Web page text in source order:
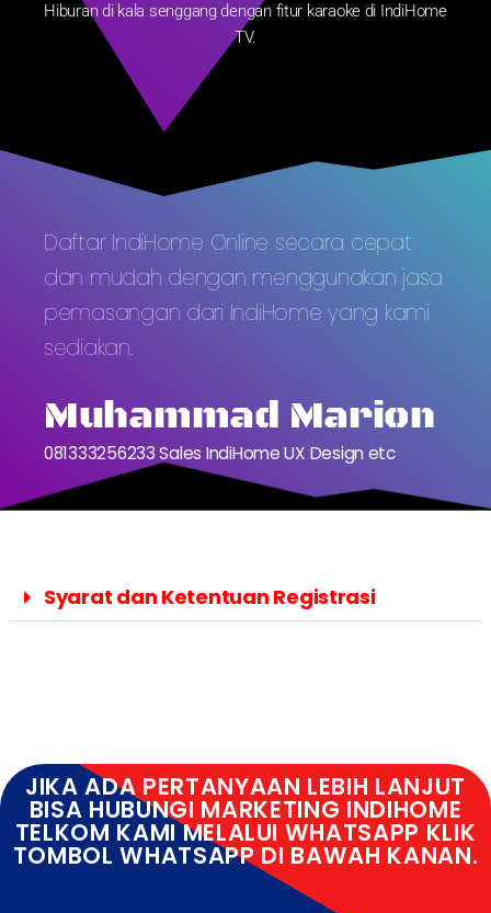
Hiburan di kala senggang dengan fitur karaoke di IndiHome
TV.
Daftar IndiHome Online secara cepat
dan mudah dengan menggunakan jasa
pemasangan dari IndiHome yang kami
sediakan.
Muhammad Marion
081333256233 Sales IndiHome UX Design etc
Syarat dan Ketentuan Registrasi
JIKA ADA PERTANYAAN LEBIH LANJUT
BISA HUBUNGI MARKETING INDIHOME
TELKOM KAMI MELALUI WHATSAPP KLIK
TOMBOL WHATSAPP DI BAWAH KANAN.